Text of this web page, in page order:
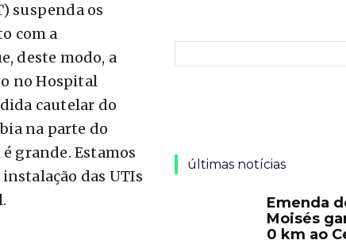
suspenda os
com a
deste modo, a
no Hospital
cautelar do
na parte do
grande. Estamos
das UTIs
últimas notícias
Emenda
Moisés
0 km ao